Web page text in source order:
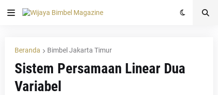
Beranda Bimbel Jakarta Timur
Sistem Persamaan Linear Dua
Variabel